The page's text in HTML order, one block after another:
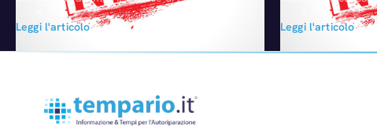
Taranto (ordinanza 11.08.2010)
interviene sull'argomento ancora incerto
responsabile, negandola decisamente. Com'è
ormai noto infatti la sentenza n. 180/2009
della Corte Costituzionale, confermando
Leggi l'articolo
e che detiene i tre
Renault Trucks e
Leggi l'articolo